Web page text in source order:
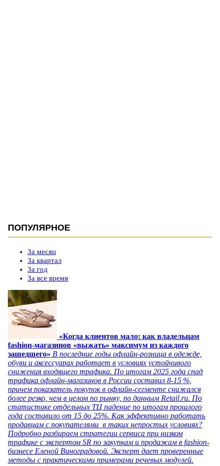
ПОПУЛЯРНОЕ
За месяц
За квартал
За год
За все время
«Когда клиентов мало: как владельцам
fashion-магазинов «выжать» максимум из каждого
зашедшего» В последние годы офлайн-розница в одежде,
обуви и аксессуарах работает в условиях устойчивого
снижения входящего трафика. По итогам 2025 года спад
трафика офлайн-магазинов в России составил 8-15 %,
причем показатель покупок в офлайн-сегменте снижался
более резко, чем в целом по рынку, по данным Retail.ru. По
статистике отдельных ТЦ падение по итогам прошлого
года составило от 15 до 25%. Как эффективно работать
продавцам с покупателями в таких непростых условиях?
Подробно разбираем стратегии сервиса при низком
трафике с экспертом SR по закупкам и продажам в fashion-
бизнесе Еленой Виноградовой. Эксперт дает проверенные
методы с практическими примерами речевых модулей.